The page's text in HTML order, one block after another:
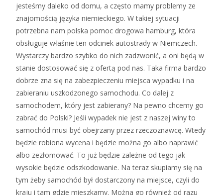
jesteśmy daleko od domu, a często mamy problemy ze
znajomością języka niemieckiego. W takiej sytuacji
potrzebna nam polska pomoc drogowa hamburg, która
obsługuje właśnie ten odcinek autostrady w Niemczech.
Wystarczy bardzo szybko do nich zadzwonić, a oni będą w
stanie dostosować się z ofertą pod nas. Taka firma bardzo
dobrze zna się na zabezpieczeniu miejsca wypadku i na
zabieraniu uszkodzonego samochodu. Co dalej z
samochodem, który jest zabierany? Na pewno chcemy go
zabrać do Polski? Jeśli wypadek nie jest z naszej winy to
samochód musi być obejrzany przez rzeczoznawcę. Wtedy
będzie robiona wycena i będzie można go albo naprawić
albo zezłomować. To już będzie zależne od tego jak
wysokie będzie odszkodowanie. Na teraz skupiamy się na
tym żeby samochód był dostarczony na miejsce, czyli do
kraju i tam gdzie mieszkamy. Można go również od razu